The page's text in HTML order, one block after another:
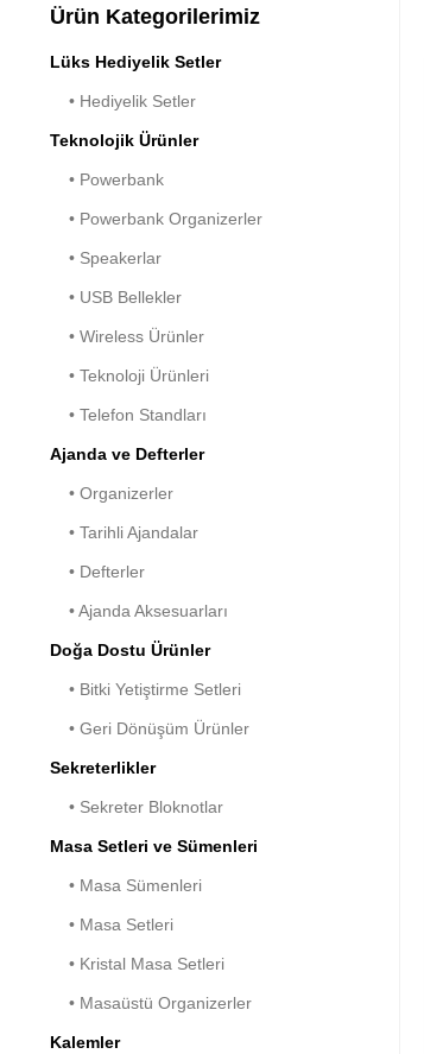
Ürün Kategorilerimiz
Lüks Hediyelik Setler
• Hediyelik Setler
Teknolojik Ürünler
• Powerbank
• Powerbank Organizerler
• Speakerlar
• USB Bellekler
• Wireless Ürünler
• Teknoloji Ürünleri
• Telefon Standları
Ajanda ve Defterler
• Organizerler
• Tarihli Ajandalar
• Defterler
• Ajanda Aksesuarları
Doğa Dostu Ürünler
• Bitki Yetiştirme Setleri
• Geri Dönüşüm Ürünler
Sekreterlikler
• Sekreter Bloknotlar
Masa Setleri ve Sümenleri
• Masa Sümenleri
• Masa Setleri
• Kristal Masa Setleri
• Masaüstü Organizerler
Kalemler